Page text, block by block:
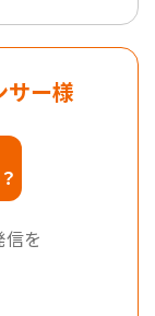
サー様
信を